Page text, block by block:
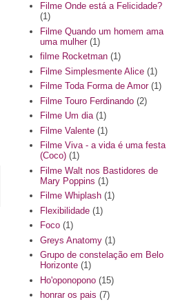
Filme Onde está a Felicidade?
(1)
Filme Quando um homem ama
uma mulher (1)
filme Rocketman (1)
Filme Simplesmente Alice (1)
Filme Toda Forma de Amor (1)
Filme Touro Ferdinando (2)
Filme Um dia (1)
Filme Valente (1)
Filme Viva - a vida é uma festa
(Coco) (1)
Filme Walt nos Bastidores de
Mary Poppins (1)
Filme Whiplash (1)
Flexibilidade (1)
Foco (1)
Greys Anatomy (1)
Grupo de constelação em Belo
Horizonte (1)
Ho'oponopono (15)
honrar os pais (7)